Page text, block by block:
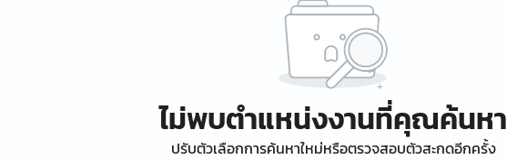
ไม่พบตำแหน่งงานที่คุณค้นหา
ปรับตัวเลือกการค้นหาใหม่หรือตรวจสอบตัวสะกดอีกครั้ง